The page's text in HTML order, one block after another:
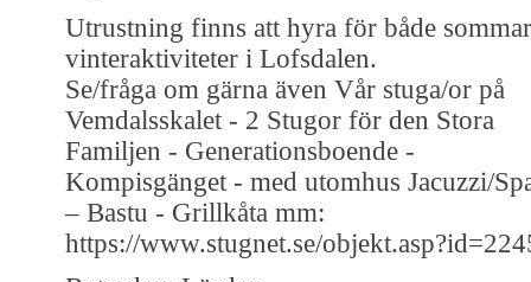
Utrustning finns att hyra för både
vinteraktiviteter i Lofsdalen.
Se/fråga om gärna även Vår stuga/or på
Vemdalsskalet - 2 Stugor för den Stora
Familjen - Generationsboende -
Kompisgänget - med utomhus Jacuzzi/
– Bastu - Grillkåta mm:
https://www.stugnet.se/